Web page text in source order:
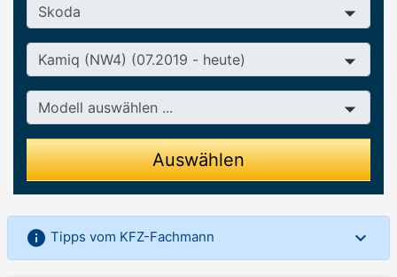
Baureihe
Modell
Auswählen
info Tipps vom KFZ-Fachmann